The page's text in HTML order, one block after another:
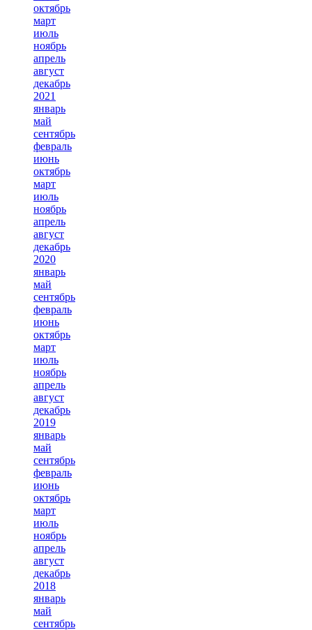
октябрь
март
июль
ноябрь
апрель
август
декабрь
2021
январь
май
сентябрь
февраль
июнь
октябрь
март
июль
ноябрь
апрель
август
декабрь
2020
январь
май
сентябрь
февраль
июнь
октябрь
март
июль
ноябрь
апрель
август
декабрь
2019
январь
май
сентябрь
февраль
июнь
октябрь
март
июль
ноябрь
апрель
август
декабрь
2018
январь
май
сентябрь